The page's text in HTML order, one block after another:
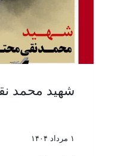
شهید محمد
۱ مرداد ۱۴۰۴